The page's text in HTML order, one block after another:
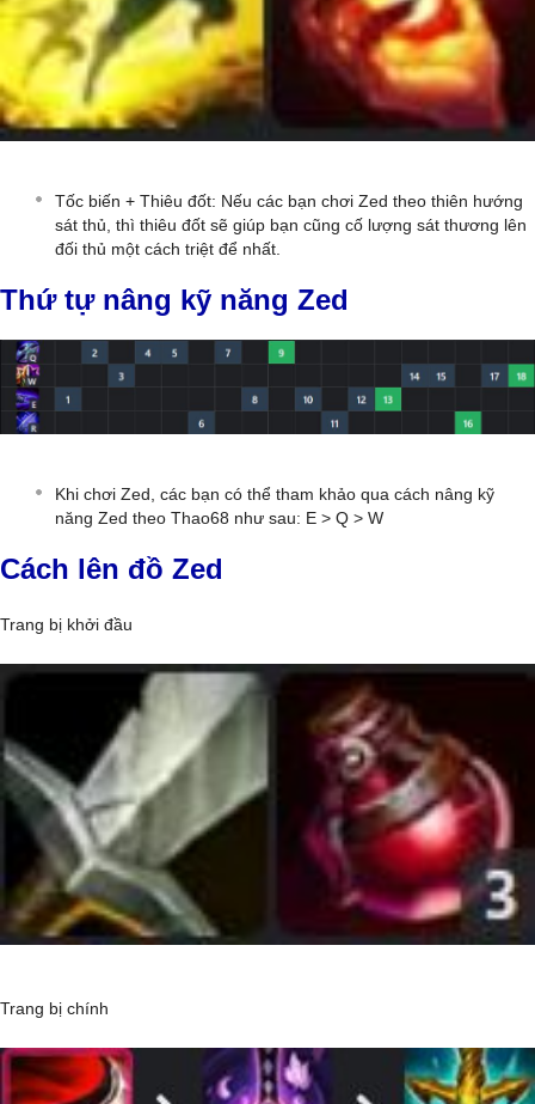
Tốc biến + Thiêu đốt: Nếu các bạn chơi Zed theo thiên hướng
sát thủ, thì thiêu đốt sẽ giúp bạn cũng cố lượng sát thương lên
đối thủ một cách triệt để nhất.
Thứ tự nâng kỹ năng Zed
Khi chơi Zed, các bạn có thể tham khảo qua cách nâng kỹ
năng Zed theo Thao68 như sau: E > Q > W
Cách lên đồ Zed
Trang bị khởi đầu
Trang bị chính